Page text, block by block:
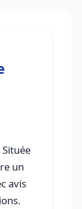
un
avis